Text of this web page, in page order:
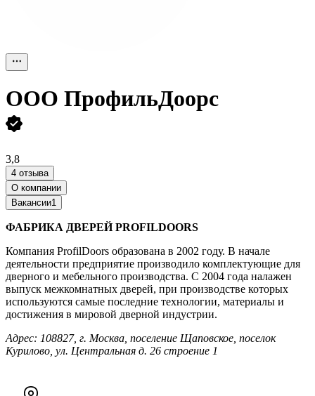
ООО ПрофильДоорс
3,8
4 отзыва
О компании
Вакансии1
ФАБРИКА ДВЕРЕЙ PROFILDOORS
Компания ProfilDoors образована в 2002 году. В начале
деятельности предприятие производило комплектующие для
дверного и мебельного производства. С 2004 года налажен
выпуск межкомнатных дверей, при производстве которых
используются самые последние технологии, материалы и
достижения в мировой дверной индустрии.
Адрес: 108827, г. Москва, поселение Щаповское, поселок
Курилово, ул. Центральная д. 26 строение 1